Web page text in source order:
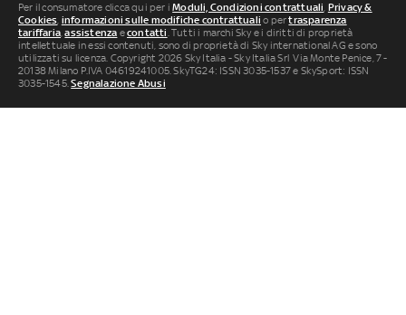
Per il consumatore clicca qui per iModuli, Condizioni contrattuali, Privacy &
Cookies, informazioni sulle modifiche contrattuali o pertrasparenza
tariffaria,assistenza econtatti. Tutti i marchi Sky e i diritti di proprietà
intellettuale in essi contenuti, sono di proprietà di Sky international AG e sono
utilizzati su licenza. Copyright 2026 Sky Italia - Sky Italia Srl Via Monte Penice, 7 -
20138 Milano P.IVA 04619241005. SkyTG24: ISSN 3035-1537 e SkySport: ISSN
3035-1545.Segnalazione Abusi